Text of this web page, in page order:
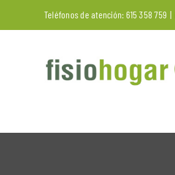
Teléfonos de atención: 615 358 759 |